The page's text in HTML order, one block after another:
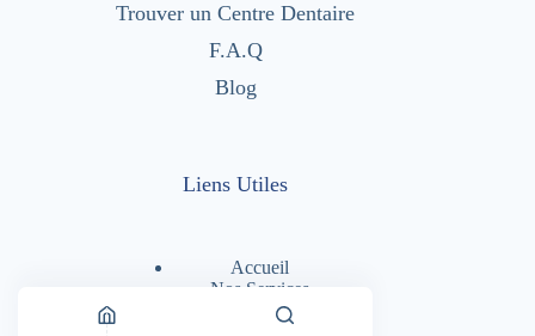
Trouver un Centre Dentaire
F.A.Q
Blog
Liens Utiles
Accueil
Nos Services
Nos Centres Dentaires